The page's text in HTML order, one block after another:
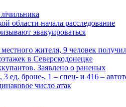
области начала расследование
эвакуироваться
жителя, 9 человек
в Северскодонецке
Заявлено о раненых
броне-, 1 – спец- и 416 –
число атак